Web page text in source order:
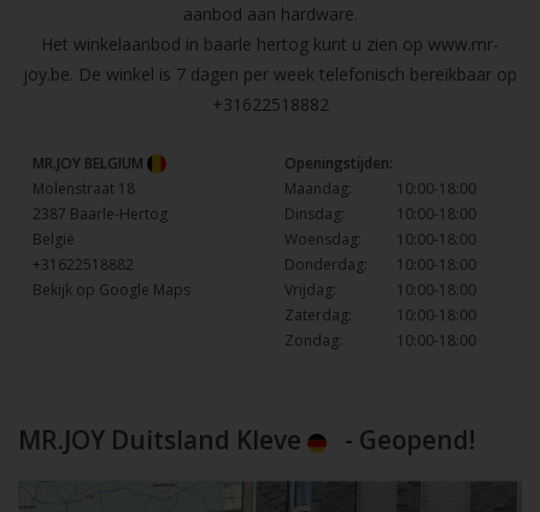
aanbod aan hardware.
Het winkelaanbod in baarle hertog kunt u zien op www.mr-
joy.be. De winkel is 7 dagen per week telefonisch bereikbaar op
+31622518882
MR.JOY BELGIUM
Molenstraat 18
2387 Baarle-Hertog
België
+31622518882
Bekijk op Google Maps
Openingstijden:
Maandag:
10:00-18:00
Dinsdag:
10:00-18:00
Woensdag:
10:00-18:00
Donderdag:
10:00-18:00
Vrijdag:
10:00-18:00
Zaterdag:
10:00-18:00
Zondag:
10:00-18:00
MR.JOY Duitsland Kleve - Geopend!